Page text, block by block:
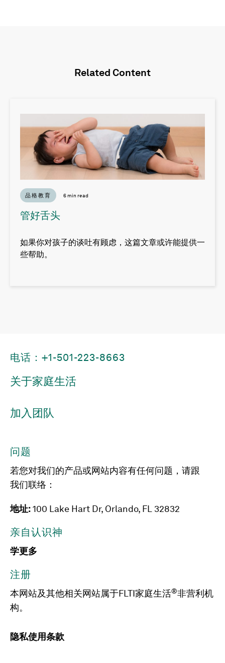
Related Content
品格教育 6 min read
管好舌头
如果你对孩子的谈吐有顾虑，这篇文章或许能提供一
些帮助。
电话：+1-501-223-8663
关于家庭生活
加入团队
问题
若您对我们的产品或网站内容有任何问题，请跟
我们联络：
地址:100 Lake Hart Dr, Orlando, FL 32832
亲自认识神
学更多
注册
本网站及其他相关网站属于FLTI家庭生活®非营利机
构。
隐私使用条款